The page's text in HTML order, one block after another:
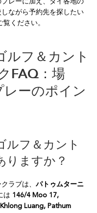
レーに加え、タイ各地の
ながら予約先を探したい
ください。
ルフ＆カント
FAQ：場
ーのポイン
ルフ＆カント
りますか？
ラブは、 パトゥムターニ
は 146/4 Moo 17,
Luang, Pathum